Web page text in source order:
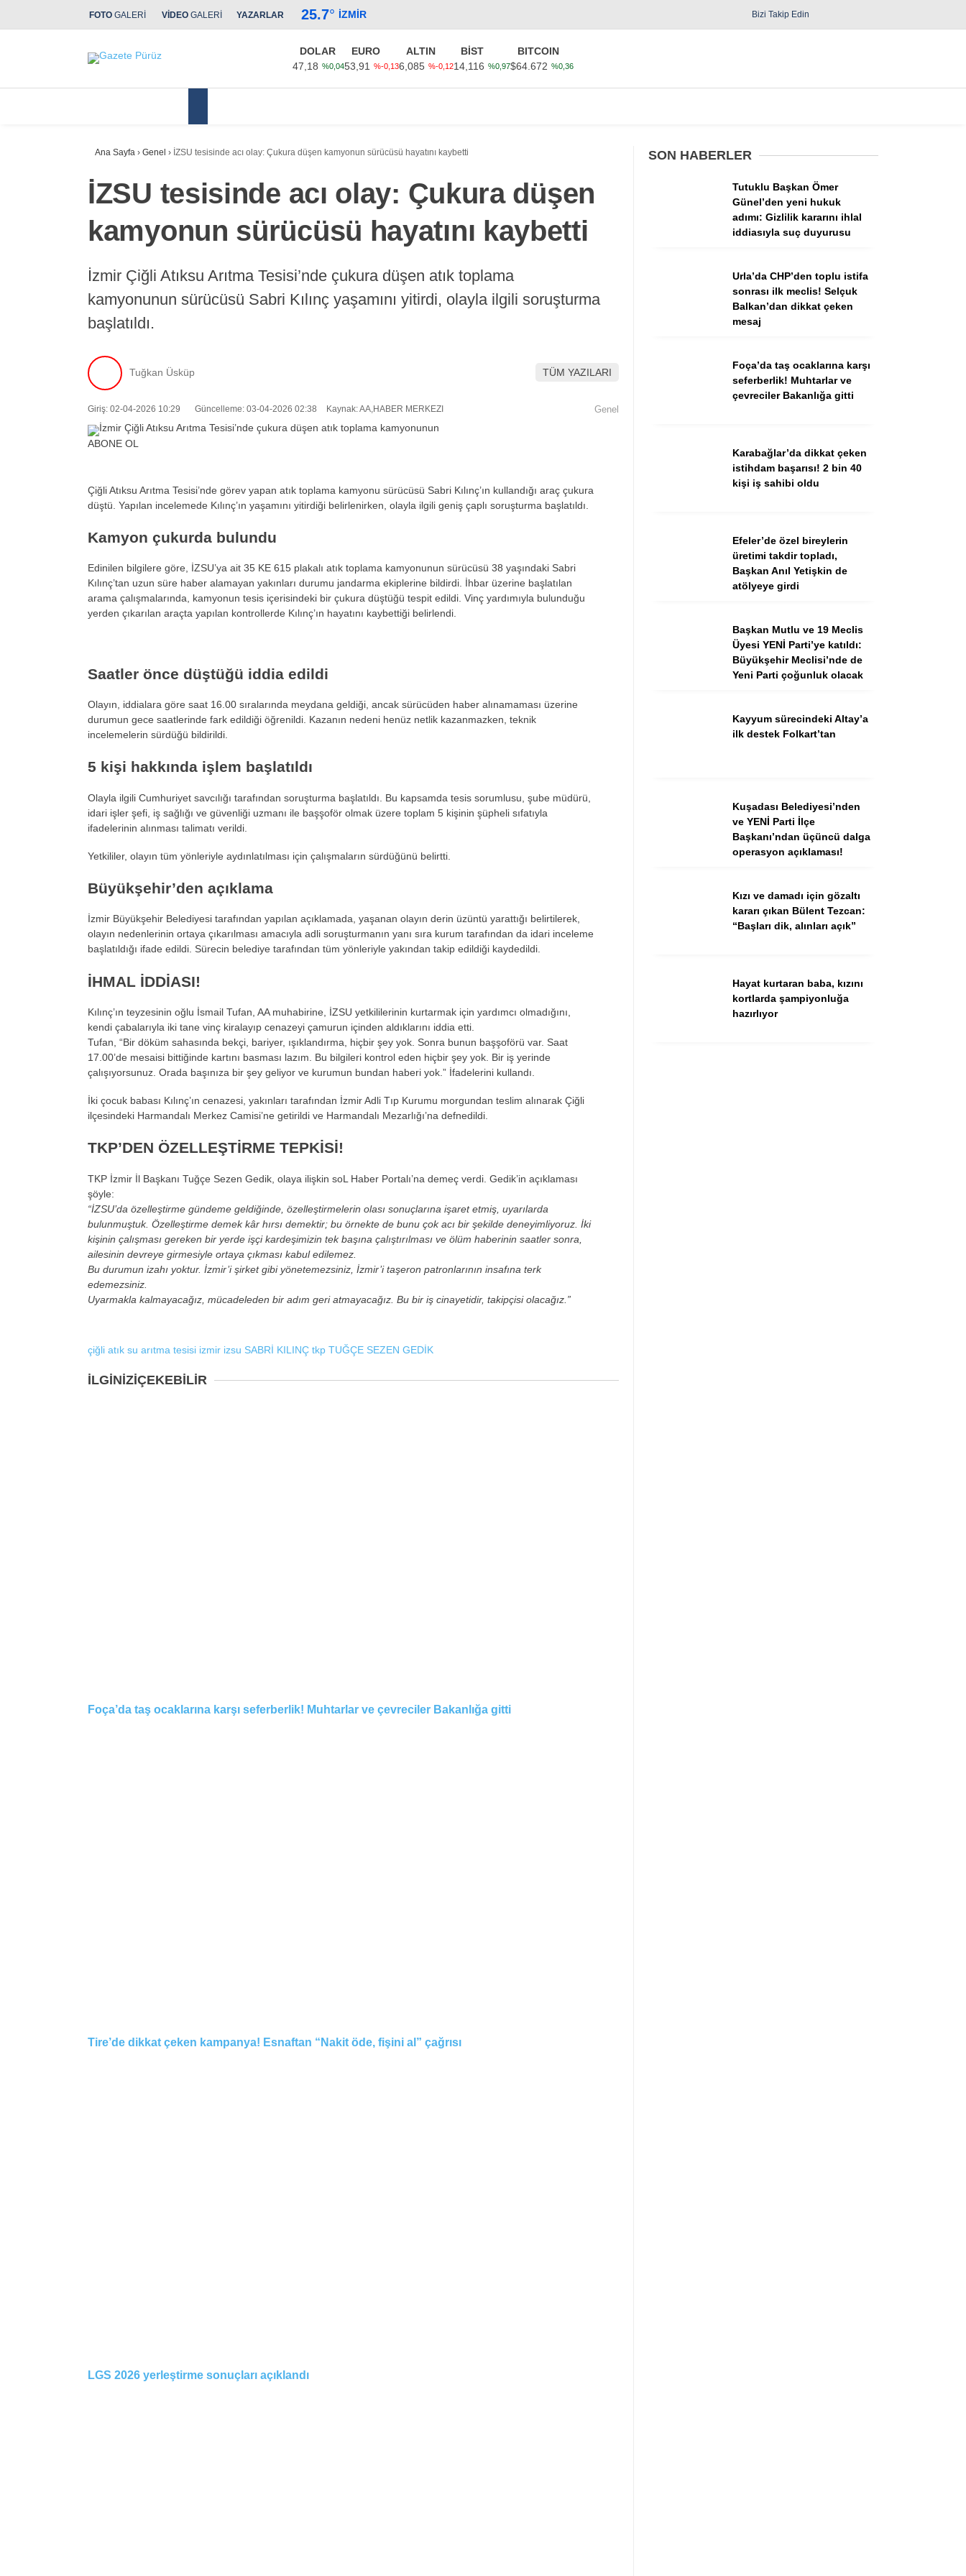
Güncel
Yerel Yönetimler
Dünya
WhatsApp İhbar Hattı
Youtube
TikTok
FOTO GALERİ VİDEO GALERİ YAZARLAR 25.7° İZMIR Bizi Takip Edin
DOLAR
47,18 %0,04
EURO
53,91
%-0,13
ALTIN
6,085 %-0,12
BİST
14,116 %0,97
BITCOIN
$64.672 %0,36
Ana Sayfa › Genel › İZSU tesisinde acı olay: Çukura düşen kamyonun sürücüsü hayatını kaybetti
İZSU tesisinde acı olay: Çukura düşen
kamyonun sürücüsü hayatını kaybetti
İzmir Çiğli Atıksu Arıtma Tesisi’nde çukura düşen atık toplama
kamyonunun sürücüsü Sabri Kılınç yaşamını yitirdi, olayla ilgili soruşturma
başlatıldı.
Tuğkan Üsküp TÜM YAZILARI
Giriş: 02-04-2026 10:29 Güncelleme: 03-04-2026 02:38 Kaynak: AA,HABER MERKEZI Genel
ABONE OL
Çiğli Atıksu Arıtma Tesisi’nde görev yapan atık toplama kamyonu sürücüsü Sabri Kılınç’ın kullandığı araç çukura
düştü. Yapılan incelemede Kılınç’ın yaşamını yitirdiği belirlenirken, olayla ilgili geniş çaplı soruşturma başlatıldı.
Kamyon çukurda bulundu
Edinilen bilgilere göre, İZSU’ya ait 35 KE 615 plakalı atık toplama kamyonunun sürücüsü 38 yaşındaki Sabri
Kılınç’tan uzun süre haber alamayan yakınları durumu jandarma ekiplerine bildirdi. İhbar üzerine başlatılan
arama çalışmalarında, kamyonun tesis içerisindeki bir çukura düştüğü tespit edildi. Vinç yardımıyla bulunduğu
yerden çıkarılan araçta yapılan kontrollerde Kılınç’ın hayatını kaybettiği belirlendi.
Saatler önce düştüğü iddia edildi
Olayın, iddialara göre saat 16.00 sıralarında meydana geldiği, ancak sürücüden haber alınamaması üzerine
durumun gece saatlerinde fark edildiği öğrenildi. Kazanın nedeni henüz netlik kazanmazken, teknik
incelemelerin sürdüğü bildirildi.
5 kişi hakkında işlem başlatıldı
Olayla ilgili Cumhuriyet savcılığı tarafından soruşturma başlatıldı. Bu kapsamda tesis sorumlusu, şube müdürü,
idari işler şefi, iş sağlığı ve güvenliği uzmanı ile başşoför olmak üzere toplam 5 kişinin şüpheli sıfatıyla
ifadelerinin alınması talimatı verildi.
Yetkililer, olayın tüm yönleriyle aydınlatılması için çalışmaların sürdüğünü belirtti.
Büyükşehir’den açıklama
İzmir Büyükşehir Belediyesi tarafından yapılan açıklamada, yaşanan olayın derin üzüntü yarattığı belirtilerek,
olayın nedenlerinin ortaya çıkarılması amacıyla adli soruşturmanın yanı sıra kurum tarafından da idari inceleme
başlatıldığı ifade edildi. Sürecin belediye tarafından tüm yönleriyle yakından takip edildiği kaydedildi.
İHMAL İDDİASI!
Kılınç’ın teyzesinin oğlu İsmail Tufan, AA muhabirine, İZSU yetkililerinin kurtarmak için yardımcı olmadığını,
kendi çabalarıyla iki tane vinç kiralayıp cenazeyi çamurun içinden aldıklarını iddia etti.
Tufan, “Bir döküm sahasında bekçi, bariyer, ışıklandırma, hiçbir şey yok. Sonra bunun başşoförü var. Saat
17.00’de mesaisi bittiğinde kartını basması lazım. Bu bilgileri kontrol eden hiçbir şey yok. Bir iş yerinde
çalışıyorsunuz. Orada başınıza bir şey geliyor ve kurumun bundan haberi yok.” İfadelerini kullandı.
İki çocuk babası Kılınç’ın cenazesi, yakınları tarafından İzmir Adli Tıp Kurumu morgundan teslim alınarak Çiğli
ilçesindeki Harmandalı Merkez Camisi’ne getirildi ve Harmandalı Mezarlığı’na defnedildi.
TKP’DEN ÖZELLEŞTİRME TEPKİSİ!
TKP İzmir İl Başkanı Tuğçe Sezen Gedik, olaya ilişkin soL Haber Portalı’na demeç verdi. Gedik’in açıklaması
şöyle:
“İZSU’da özelleştirme gündeme geldiğinde, özelleştirmelerin olası sonuçlarına işaret etmiş, uyarılarda
bulunmuştuk. Özelleştirme demek kâr hırsı demektir; bu örnekte de bunu çok acı bir şekilde deneyimliyoruz. İki
kişinin çalışması gereken bir yerde işçi kardeşimizin tek başına çalıştırılması ve ölüm haberinin saatler sonra,
ailesinin devreye girmesiyle ortaya çıkması kabul edilemez.
Bu durumun izahı yoktur. İzmir’i şirket gibi yönetemezsiniz, İzmir’i taşeron patronlarının insafına terk
edemezsiniz.
Uyarmakla kalmayacağız, mücadeleden bir adım geri atmayacağız. Bu bir iş cinayetidir, takipçisi olacağız.”
çiğli atık su arıtma tesisi izmir izsu SABRİ KILINÇ tkp TUĞÇE SEZEN GEDİK
İLGİNİZİÇEKEBİLİR
Foça’da taş ocaklarına karşı seferberlik! Muhtarlar ve çevreciler Bakanlığa gitti
Tire’de dikkat çeken kampanya! Esnaftan “Nakit öde, fişini al” çağrısı
LGS 2026 yerleştirme sonuçları açıklandı
SON HABERLER
Tutuklu Başkan Ömer
Günel’den yeni hukuk
adımı: Gizlilik kararını ihlal
iddiasıyla suç duyurusu
Urla’da CHP’den toplu istifa
sonrası ilk meclis! Selçuk
Balkan’dan dikkat çeken
mesaj
Foça’da taş ocaklarına karşı
seferberlik! Muhtarlar ve
çevreciler Bakanlığa gitti
Karabağlar’da dikkat çeken
istihdam başarısı! 2 bin 40
kişi iş sahibi oldu
Efeler’de özel bireylerin
üretimi takdir topladı,
Başkan Anıl Yetişkin de
atölyeye girdi
Başkan Mutlu ve 19 Meclis
Üyesi YENİ Parti’ye katıldı:
Büyükşehir Meclisi’nde de
Yeni Parti çoğunluk olacak
Kayyum sürecindeki Altay’a
ilk destek Folkart’tan
Kuşadası Belediyesi’nden
ve YENİ Parti İlçe
Başkanı’ndan üçüncü dalga
operasyon açıklaması!
Kızı ve damadı için gözaltı
kararı çıkan Bülent Tezcan:
“Başları dik, alınları açık”
Hayat kurtaran baba, kızını
kortlarda şampiyonluğa
hazırlıyor